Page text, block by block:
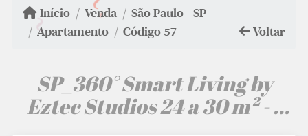
~
~ Início Venda
São Paulo - SP
Apartamento
Código 57 Voltar
SP_360° Smart Living by
Eztec Studios 24 a 30 m² - 1